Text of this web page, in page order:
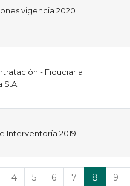
vigencia 2020
- Fiduciaria
Interventoría 2019
Página
4 Página
5 Página
6 Página
7
Página
8 9